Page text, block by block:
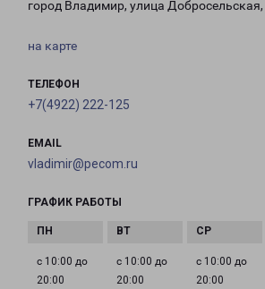
город Владимир, улица
на карте
ТЕЛЕФОН
+7(4922) 222-125
EMAIL
vladimir@pecom.ru
ГРАФИК РАБОТЫ
с 10:00 до
20:00
с 10:00 до
20:00
с 10:00 до
20:00